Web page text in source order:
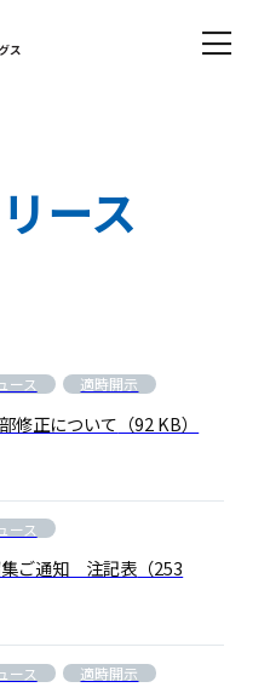
ース
ース 適時開示
修正について （92 KB）
ース
集ご通知 注記表 （253
ース 適時開示